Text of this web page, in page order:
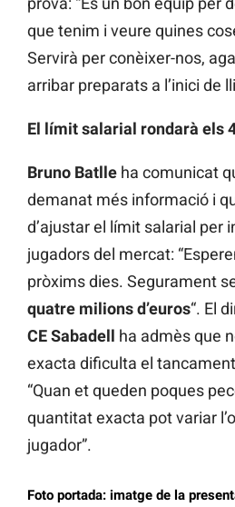
que tenim i veure quines
Servirà per conèixer-nos,
arribar preparats a l’inici de
El límit salarial rondarà els
Bruno Batlle ha comunicat
demanat més informació i
d’ajustar el límit salarial per
jugadors del mercat:
pròxims dies. Segurament
quatre milions d’euros“. El
CE Sabadell ha admès que
exacta dificulta el
“Quan et queden poques
quantitat exacta pot variar
jugador”.
Foto portada: imatge de la